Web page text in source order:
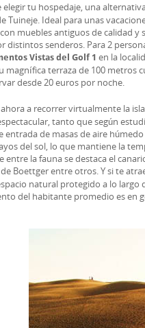
elegir tu hospedaje, una
Tuineje. Ideal para unas
muebles antiguos de calidad
distintos senderos. Para 2
Vistas del Golf 1 en la
magnífica terraza de 100 metros
desde 20 euros por noche.
a recorrer virtualmente la
tanto que según
entrada de masas de aire
del sol, lo que mantiene la
entre la fauna se destaca el
Boettger entre otros. Y si te
natural protegido a lo largo
del habitante promedio es en